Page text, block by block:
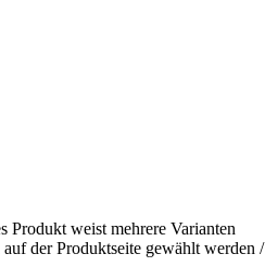
Produkt weist mehrere Varianten
der Produktseite gewählt werden/